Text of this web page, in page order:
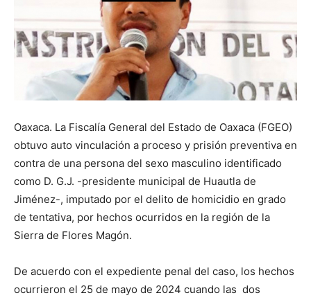
Oaxaca. La Fiscalía General del Estado de Oaxaca (FGEO)
obtuvo auto vinculación a proceso y prisión preventiva en
contra de una persona del sexo masculino identificado
como D. G.J. -presidente municipal de Huautla de
Jiménez-, imputado por el delito de homicidio en grado
de tentativa, por hechos ocurridos en la región de la
Sierra de Flores Magón.
De acuerdo con el expediente penal del caso, los hechos
ocurrieron el 25 de mayo de 2024 cuando las dos